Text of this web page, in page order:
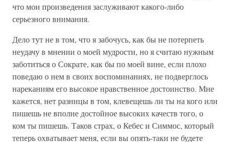
что мои произведения заслуживают какого-либо
серьезного внимания.
Дело тут не в том, что я забочусь, как бы не потерпеть
неудачу в мнении о моей мудрости, но я считаю нужным
заботиться о Сократе, как бы по моей вине, если плохо
поведаю о нем в своих воспоминаниях, не подверглось
нареканиям его высокое нравственное достоинство. Мне
кажется, нет разницы в том, клевещешь ли ты на кого или
пишешь не вполне достойное высоких качеств того, о
ком ты пишешь. Таков страх, о Кебес и Симмос, который
теперь охватывает меня, если вы опять-таки не будете